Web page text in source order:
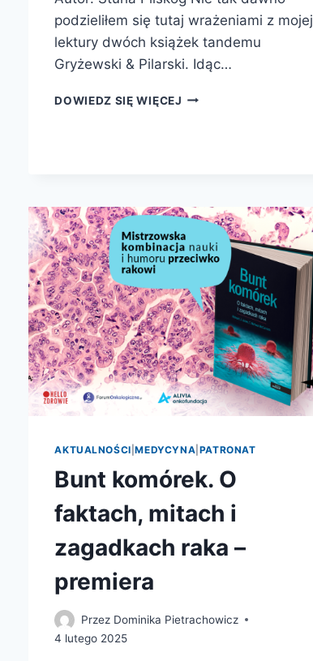
podzieliłem się tutaj wrażeniami z mojej
lektury dwóch książek tandemu
Gryżewski & Pilarski. Idąc…
DOWIEDZ SIĘ WIĘCEJ PENIS,
AKTUALNOŚCI |MEDYCYNA PATRONAT
Bunt komórek. O
faktach, mitach i
zagadkach raka –
premiera
Przez Dominika Pietrachowicz
4 lutego 2025